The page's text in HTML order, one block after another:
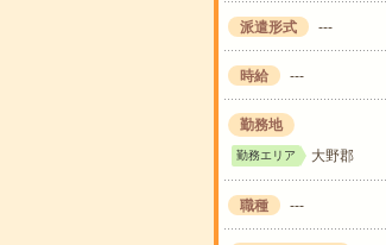
派遣形式 ---
時給 ---
勤務地
勤務エリア 大野郡
職種 ---